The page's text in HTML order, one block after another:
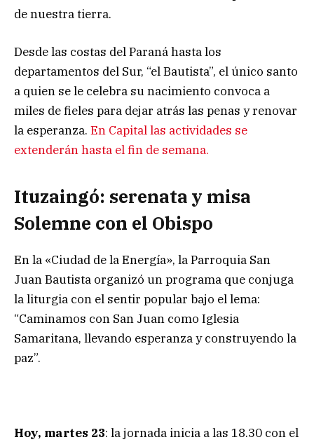
de nuestra tierra.
Desde las costas del Paraná hasta los
departamentos del Sur, “el Bautista”, el único santo
a quien se le celebra su nacimiento convoca a
miles de fieles para dejar atrás las penas y renovar
la esperanza. En Capital las actividades se
extenderán hasta el fin de semana.
Ituzaingó: serenata y misa
Solemne con el Obispo
En la «Ciudad de la Energía», la Parroquia San
Juan Bautista organizó un programa que conjuga
la liturgia con el sentir popular bajo el lema:
“Caminamos con San Juan como Iglesia
Samaritana, llevando esperanza y construyendo la
paz”.
Hoy, martes 23: la jornada inicia a las 18.30 con el